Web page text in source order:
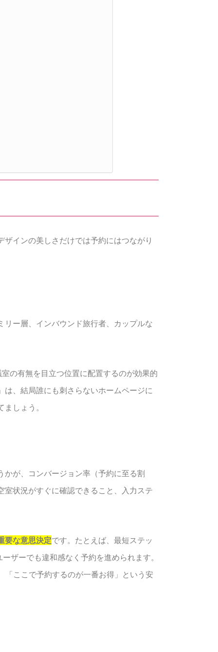
インの美しさだけでは予約にはつながり
ー層、インバウンド旅行者、カップルな
の有無を目立つ位置に配置するのが効果的
、結局誰にも刺さらないホームページに
しょう。
が、コンバージョン率（予約に至る割
状況がすぐに確認できること、入力ステ
要な意思決定です。たとえば、最短ステッ
ザーでも違和感なく予約を進められます。
ここで予約するのが一番お得」という安